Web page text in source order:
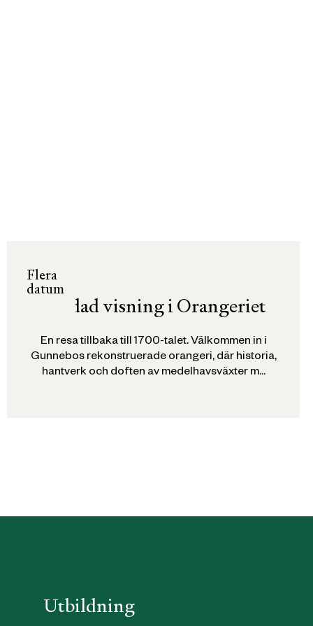
Flera
datum
Guidad visning i Orangeriet
En resa tillbaka till 1700-talet. Välkommen in i
Gunnebos rekonstruerade orangeri, där historia,
hantverk och doften av medelhavsväxter m...
Utbildning